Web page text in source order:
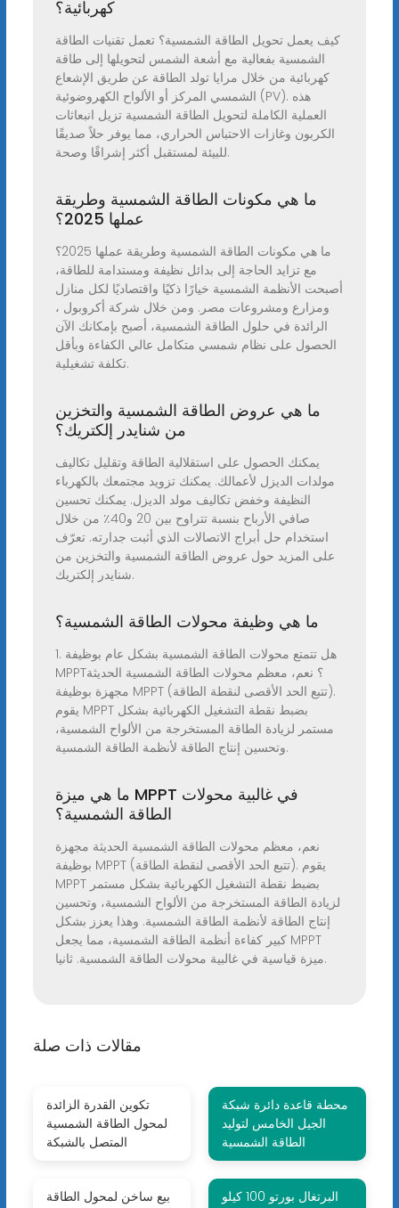
كهربائية؟
كيف يعمل تحويل الطاقة الشمسية؟ تعمل تقنيات الطاقة
الشمسية بفعالية مع أشعة الشمس لتحويلها إلى طاقة
كهربائية من خلال مرايا تولد الطاقة عن طريق الإشعاع
الشمسي المركز أو الألواح الكهروضوئية (PV). هذه
العملية الكاملة لتحويل الطاقة الشمسية تزيل انبعاثات
الكربون وغازات الاحتباس الحراري، مما يوفر حلاً صديقًا
للبيئة لمستقبل أكثر إشراقًا وصحة.
ما هي مكونات الطاقة الشمسية وطريقة
عملها 2025؟
ما هي مكونات الطاقة الشمسية وطريقة عملها 2025؟
مع تزايد الحاجة إلى بدائل نظيفة ومستدامة للطاقة،
أصبحت الأنظمة الشمسية خيارًا ذكيًا واقتصاديًا لكل منازل
ومزارع ومشروعات مصر. ومن خلال شركة أكروبول ،
الرائدة في حلول الطاقة الشمسية، أصبح بإمكانك الآن
الحصول على نظام شمسي متكامل عالي الكفاءة وبأقل
تكلفة تشغيلية.
ما هي عروض الطاقة الشمسية والتخزين
من شنايدر إلكتريك؟
يمكنك الحصول على استقلالية الطاقة وتقليل تكاليف
مولدات الديزل لأعمالك. يمكنك تزويد مجتمعك بالكهرباء
النظيفة وخفض تكاليف مولد الديزل. يمكنك تحسين
صافي الأرباح بنسبة تتراوح بين 20 و40٪ من خلال
استخدام حل أبراج الاتصالات الذي أثبت جدارته. تعرّف
على المزيد حول عروض الطاقة الشمسية والتخزين من
شنايدر إلكتريك.
ما هي وظيفة محولات الطاقة الشمسية؟
1. هل تتمتع محولات الطاقة الشمسية بشكل عام بوظيفة
MPPT؟ نعم، معظم محولات الطاقة الشمسية الحديثة
مجهزة بوظيفة MPPT (تتبع الحد الأقصى لنقطة الطاقة).
يقوم MPPT بضبط نقطة التشغيل الكهربائية بشكل
مستمر لزيادة الطاقة المستخرجة من الألواح الشمسية،
وتحسين إنتاج الطاقة لأنظمة الطاقة الشمسية.
ما هي ميزة MPPT في غالبية محولات
الطاقة الشمسية؟
نعم، معظم محولات الطاقة الشمسية الحديثة مجهزة
بوظيفة MPPT (تتبع الحد الأقصى لنقطة الطاقة). يقوم
MPPT بضبط نقطة التشغيل الكهربائية بشكل مستمر
لزيادة الطاقة المستخرجة من الألواح الشمسية، وتحسين
إنتاج الطاقة لأنظمة الطاقة الشمسية. وهذا يعزز بشكل
كبير كفاءة أنظمة الطاقة الشمسية، مما يجعل MPPT
ميزة قياسية في غالبية محولات الطاقة الشمسية. ثانيا.
مقالات ذات صلة
تكوين القدرة الزائدة
لمحول الطاقة الشمسية
المتصل بالشبكة
محطة قاعدة دائرة شبكة
الجيل الخامس لتوليد
الطاقة الشمسية
بيع ساخن لمحول الطاقة
البرتغال بورتو 100 كيلو